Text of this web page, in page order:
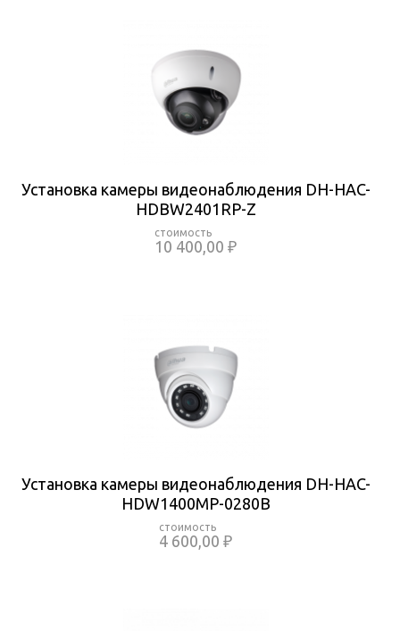
Установка камеры видеонаблюдения DH-HAC-
HDBW2401RP-Z
10 400,00 ₽
Установка камеры видеонаблюдения DH-HAC-
HDW1400MP-0280B
4 600,00 ₽